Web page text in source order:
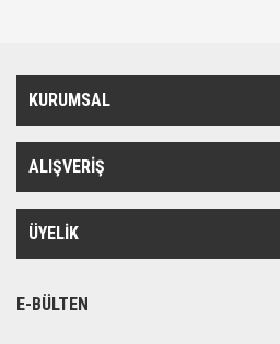
KURUMSAL
ALIŞVERİŞ
ÜYELİK
E-BÜLTEN